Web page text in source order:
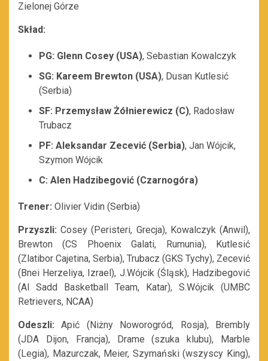
Zielonej Górze
Skład:
PG: Glenn Cosey (USA), Sebastian Kowalczyk
SG: Kareem Brewton (USA), Dusan Kutlesić
(Serbia)
SF: Przemysław Żółnierewicz (C), Radosław
Trubacz
PF: Aleksandar Zecević (Serbia), Jan Wójcik,
Szymon Wójcik
C: Alen Hadzibegović (Czarnogóra)
Trener: Olivier Vidin (Serbia)
Przyszli:Cosey (Peristeri, Grecja), Kowalczyk (Anwil),
Brewton (CS Phoenix Galati, Rumunia), Kutlesić
(Zlatibor Cajetina, Serbia), Trubacz (GKS Tychy), Zecević
(Bnei Herzeliya, Izrael), J.Wójcik (Śląsk), Hadzibegović
(Al Sadd Basketball Team, Katar), S.Wójcik (UMBC
Retrievers, NCAA)
Odeszli:Apić (Niżny Noworogród, Rosja), Brembly
(JDA Dijon, Francja), Drame (szuka klubu), Marble
(Legia), Mazurczak, Meier, Szymański (wszyscy King),